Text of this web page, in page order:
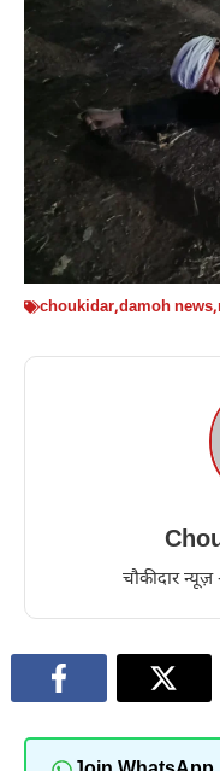
choukidar,damoh news,
चौकीदार